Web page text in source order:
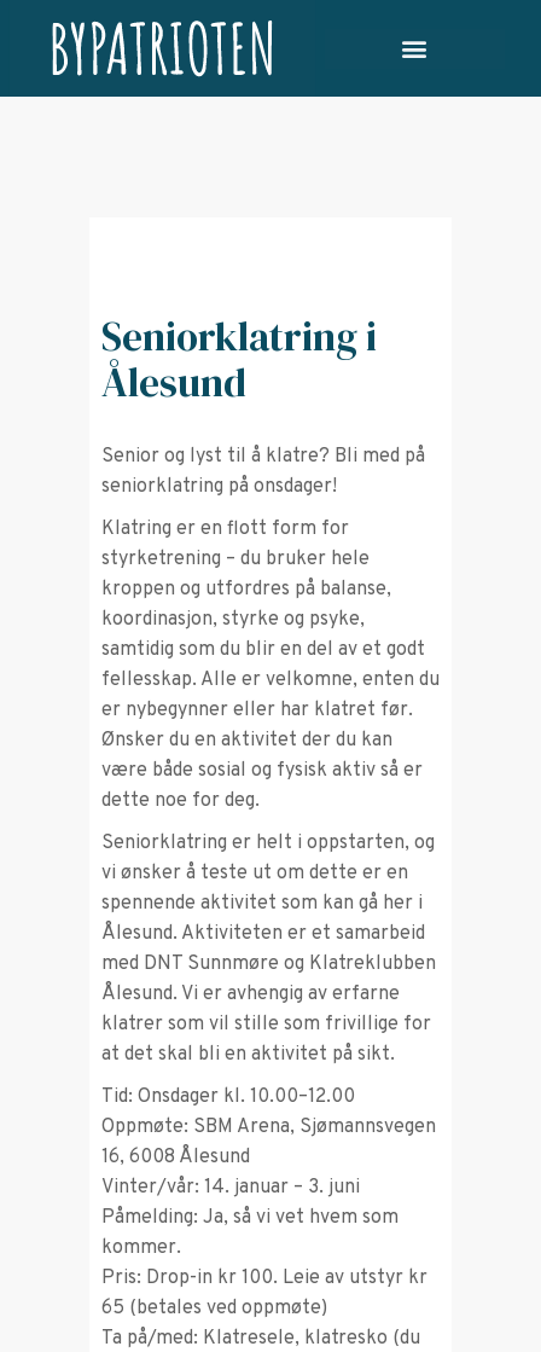
Seniorklatring i
Ålesund
Senior og lyst til å klatre? Bli med på
seniorklatring på onsdager!
Klatring er en flott form for
styrketrening – du bruker hele
kroppen og utfordres på balanse,
koordinasjon, styrke og psyke,
samtidig som du blir en del av et godt
fellesskap. Alle er velkomne, enten du
er nybegynner eller har klatret før.
Ønsker du en aktivitet der du kan
være både sosial og fysisk aktiv så er
dette noe for deg.
Seniorklatring er helt i oppstarten, og
vi ønsker å teste ut om dette er en
spennende aktivitet som kan gå her i
Ålesund. Aktiviteten er et samarbeid
med DNT Sunnmøre og Klatreklubben
Ålesund. Vi er avhengig av erfarne
klatrer som vil stille som frivillige for
at det skal bli en aktivitet på sikt.
Tid: Onsdager kl. 10.00–12.00
Oppmøte: SBM Arena, Sjømannsvegen
16, 6008 Ålesund
Vinter/vår: 14. januar – 3. juni
Påmelding: Ja, så vi vet hvem som
kommer.
Pris: Drop-in kr 100. Leie av utstyr kr
65 (betales ved oppmøte)
Ta på/med: Klatresele, klatresko (du